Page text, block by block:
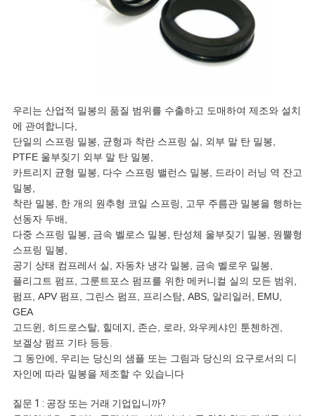
우리는 산업적 밀봉의 품질 범위를 수출하고 도매하여 제조와 설치
에 관여합니다,
단일의 스프링 밀봉, 균형과 착란 스프링 실, 외부 말 탄 밀봉,
PTFE 울부짖기 외부 말 탄 밀봉,
카트리지 균형 밀봉, 다수 스프링 밸런스 밀봉, 드라이 러닝 역 잔고
밀봉,
착란 밀봉, 한 개의 원추형 코일 스프링, 고무 주름관 밀봉을 행하는
선동자 두배,
다중 스프링 밀봉, 금속 벨로스 밀봉, 탄성체 울부짖기 밀봉, 원뿔형
스프링 밀봉,
공기 상태 컴프레서 실, 자동차 냉각 밀봉, 금속 벨로우 밀봉,
플리그트 펌프, 그룬트포스 펌프를 위한 메커니컬 실의 모든 범위,
펌프, APV 펌프, 그린스 펌프, 프리스탐, ABS, 알리일러, EMU,
GEA
고드윈, 히드로스탈, 힐데지, 존슨, 로라, 와우케샤인 툰첸하겐,
보겔상 펌프 기타 등등.
그 동안에, 우리는 당신의 샘플 또는 그림과 당신의 요구로서의 디
자인에 따라 밀봉을 제조할 수 있습니다
질문 1 : 공장 또는 거래 기업입니까?